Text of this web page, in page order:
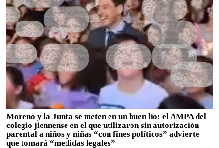
Moreno y la Junta se meten en un buen lío: el AMPA del
colegio jiennense en el que utilizaron sin autorización
parental a niños y niñas “con fines políticos” advierte
que tomará “medidas legales”